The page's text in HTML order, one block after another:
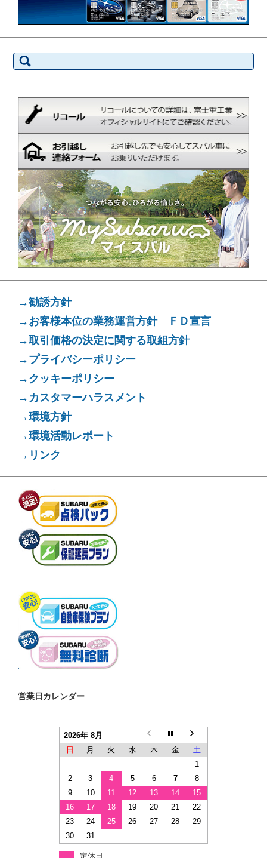
索:
→勧誘方針
→お客様本位の業務運営方針 ＦＤ宣言
→取引価格の決定に関する取組方針
→プライバシーポリシー
→クッキーポリシー
→カスタマーハラスメント
→環境方針
→環境活動レポート
→リンク
営業日カレンダー
2026年 8月
日
月 火 水 木 金
土
1
2
3 4 5 6 7
8
9
10 11 12 13 14
15
16
17 18 19 20 21
22
23
24 25 26 27 28
29
30
31
定休日